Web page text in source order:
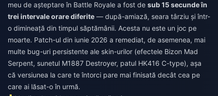
meu de așteptare în Battle Royale a fost de sub 15 secunde în
trei intervale orare diferite — după-amiază, seara târziu și într-
o dimineață din timpul săptămânii. Acesta nu este un joc pe
moarte. Patch-ul din iunie 2026 a remediat, de asemenea, mai
multe bug-uri persistente ale skin-urilor (efectele Bizon Mad
Serpent, sunetul M1887 Destroyer, patul HK416 C-type), așa
că versiunea la care te întorci pare mai finisată decât cea pe
care ai lăsat-o în urmă.